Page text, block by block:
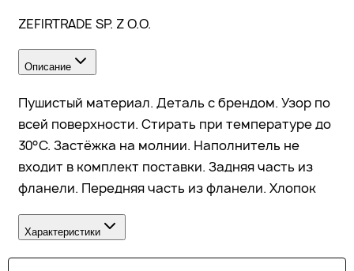
ZEFIRTRADE SP. Z O.O.
Описание
Пушистый материал. Деталь с брендом. Узор по
всей поверхности. Стирать при температуре до
30°C. Застёжка на молнии. Наполнитель не
входит в комплект поставки. Задняя часть из
фланели. Передняя часть из фланели. Хлопок
Характеристики